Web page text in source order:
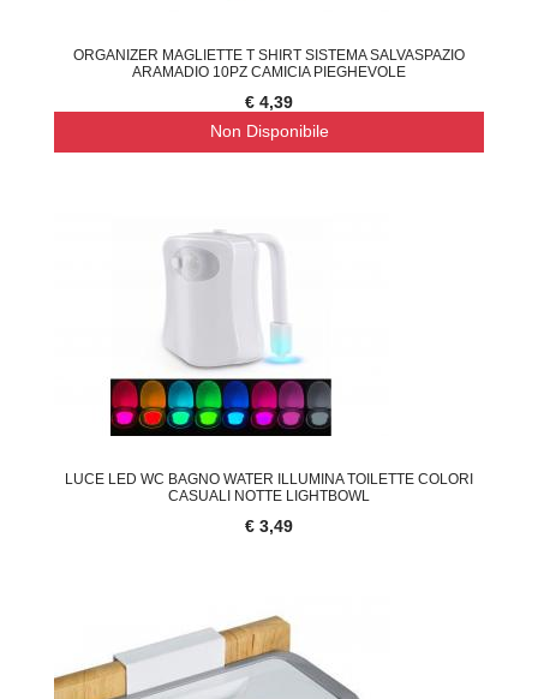
ORGANIZER MAGLIETTE T SHIRT SISTEMA SALVASPAZIO
ARAMADIO 10PZ CAMICIA PIEGHEVOLE
€ 4,39
Non Disponibile
LUCE LED WC BAGNO WATER ILLUMINA TOILETTE COLORI
CASUALI NOTTE LIGHTBOWL
€ 3,49